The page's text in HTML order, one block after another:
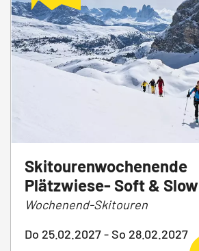
Skitourenwochenende
Plätzwiese- Soft & Slow
Wochenend-Skitouren
Do 25.02.2027 - So 28.02.2027